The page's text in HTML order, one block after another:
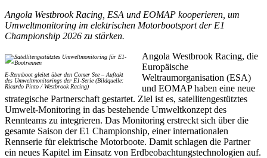
Angola Westbrook Racing, ESA und EOMAP kooperieren, um
Umweltmonitoring im elektrischen Motorbootsport der E1
Championship 2026 zu stärken.
E-Rennboot gleitet über den Comer See – Auftakt
des Umweltmonitorings der E1-Serie (Bildquelle:
Ricardo Pinto / Westbrook Racing)
Angola Westbrook Racing, die
Europäische
Weltraumorganisation (ESA)
und EOMAP haben eine neue
strategische Partnerschaft gestartet. Ziel ist es, satellitengestütztes
Umwelt-Monitoring in das bestehende Umweltkonzept des
Rennteams zu integrieren. Das Monitoring erstreckt sich über die
gesamte Saison der E1 Championship, einer internationalen
Rennserie für elektrische Motorboote. Damit schlagen die Partner
ein neues Kapitel im Einsatz von Erdbeobachtungstechnologien auf.